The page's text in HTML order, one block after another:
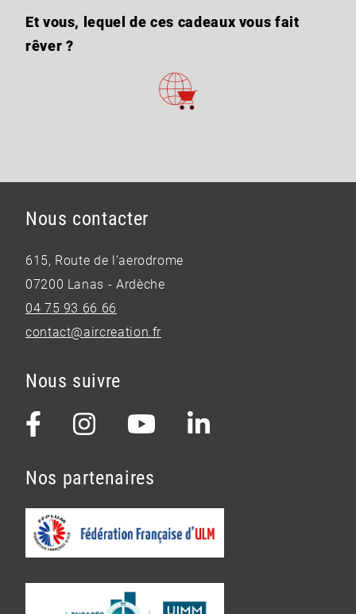
Et vous, lequel de ces cadeaux vous fait
rêver ?
Nous contacter
615, Route de l’aerodrome
07200 Lanas - Ardèche
04 75 93 66 66
contact@aircreation.fr
Nous suivre
Nos partenaires